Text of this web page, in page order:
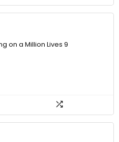
on a Million Lives 9